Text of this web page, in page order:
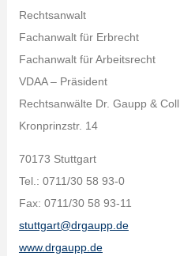
Rechtsanwalt
Fachanwalt für Erbrecht
Fachanwalt für Arbeitsrecht
VDAA – Präsident
Rechtsanwälte Dr. Gaupp & Coll
Kronprinzstr. 14
70173 Stuttgart
Tel.: 0711/30 58 93-0
Fax: 0711/30 58 93-11
stuttgart@drgaupp.de
www.drgaupp.de